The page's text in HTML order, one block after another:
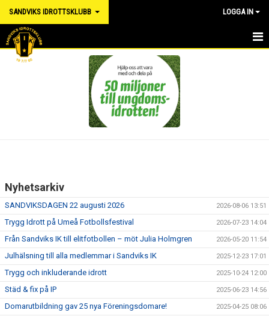
SANDVIKS IDROTTSKLUBB LOGGA IN
HEM
VÄRDEGRUND
UTHYRNING LOKAL
FÖRENINGSKLÄDER
KALENDER
PARTNERS
Nyhetsarkiv
SANDVIKSDAGEN 22 augusti 2026 2026-08-06 13:51
Trygg Idrott på Umeå Fotbollsfestival 2026-07-23 14:04
Från Sandviks IK till elitfotbollen – möt Julia Holmgren 2026-05-20 11:54
Julhälsning till alla medlemmar i Sandviks IK 2025-12-23 17:01
Trygg och inkluderande idrott 2025-10-24 12:00
Städ & fix på IP 2025-06-23 14:56
Domarutbildning gav 25 nya Föreningsdomare! 2025-04-25 08:06